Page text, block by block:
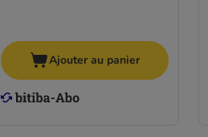
Ajouter au panier